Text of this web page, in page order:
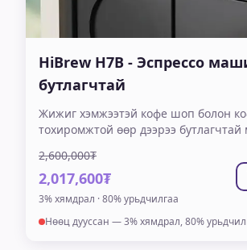
HiBrew H7B - Эспрессо
бутлагчтай
Жижиг хэмжээтэй кофе шоп болон
тохиромжтой өөр дээрээ
бутлагчтай Зэвэрдэггүй ган сүү
цорготой Давхар бойлертой учраас
эспрэссо гаргаж, сүү хөөсрүүлэх
TOUCH SCREEN 20 бар даралттай 1 жилийн
баталгаат хугацаатай
2,600,000₮
2,017,600₮
3% хямдрал · 80% урьдчилгаа
Нөөц дууссан — 3% хямдрал, 80%